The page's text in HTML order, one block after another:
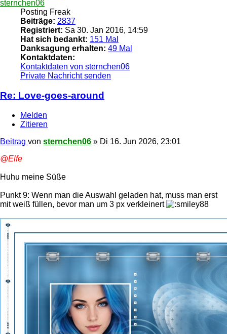
sternchen06
Posting Freak
Beiträge: 2837
Registriert: Sa 30. Jan 2016, 14:59
Hat sich bedankt: 151 Mal
Danksagung erhalten: 49 Mal
Kontaktdaten:
Kontaktdaten von sternchen06
Private Nachricht senden
Re: Love-goes-around
Melden
Zitieren
Beitrag von sternchen06 » Di 16. Jun 2026, 23:01
@Elfe
Huhu meine Süße
Punkt 9: Wenn man die Auswahl geladen hat, muss man erst
mit weiß füllen, bevor man um 3 px verkleinert